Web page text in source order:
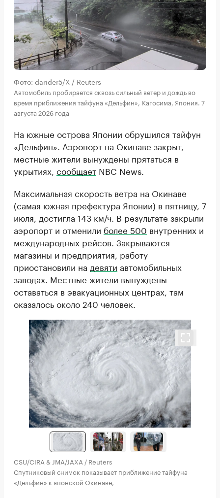
Фото: darider5/X / Reuters
Автомобиль пробирается сквозь сильный ветер и дождь во
время приближения тайфуна «Дельфин», Кагосима, Япония. 7
августа 2026 года
На южные острова Японии обрушился тайфун
«Дельфин». Аэропорт на Окинаве закрыт,
местные жители вынуждены прятаться в
укрытиях, сообщает NBC News.
Максимальная скорость ветра на Окинаве
(самая южная префектура Японии) в пятницу, 7
июля, достигла 143 км/ч. В результате закрыли
аэропорт и отменили более 500 внутренних и
международных рейсов. Закрываются
магазины и предприятия, работу
приостановили на девяти автомобильных
заводах. Местные жители вынуждены
оставаться в эвакуационных центрах, там
оказалось около 240 человек.
CSU/CIRA & JMA/JAXA / Reuters
Спутниковый снимок показывает приближение тайфуна
«Дельфин» к японской Окинаве,